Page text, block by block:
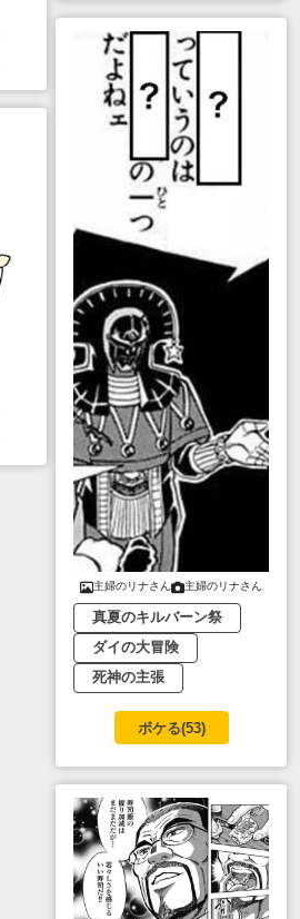
主婦のリナさん 主婦のリナさん
真夏のキルバーン祭
ダイの大冒険
死神の主張
ボケる(53)